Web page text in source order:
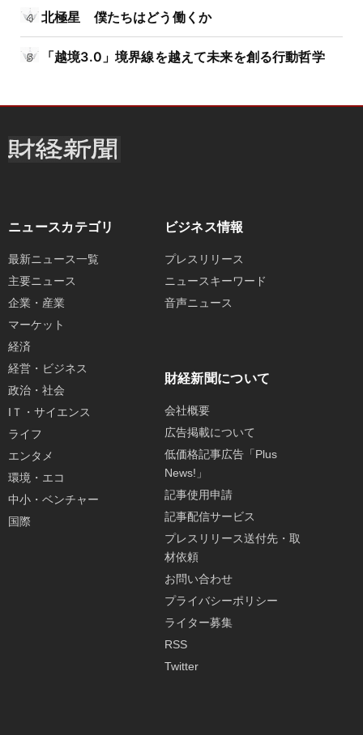
北極星 僕たちはどう働くか
「越境3.0」境界線を越えて未来を創る行動哲学
ニュースカテゴリ
最新ニュース一覧
主要ニュース
企業・産業
マーケット
経済
経営・ビジネス
政治・社会
IＴ・サイエンス
ライフ
エンタメ
環境・エコ
中小・ベンチャー
国際
ビジネス情報
プレスリリース
ニュースキーワード
音声ニュース
財経新聞について
会社概要
広告掲載について
低価格記事広告「Plus
News!」
記事使用申請
記事配信サービス
プレスリリース送付先・取
材依頼
お問い合わせ
プライバシーポリシー
ライター募集
RSS
Twitter